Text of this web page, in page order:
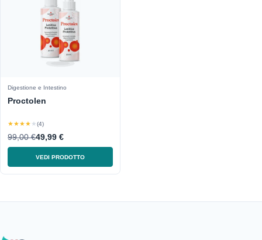
Digestione e Intestino
Proctolen
★★★★★(4)
99,00 €49,99 €
VEDI PRODOTTO